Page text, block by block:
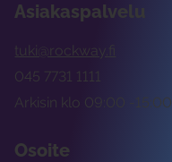
Asiakaspalvelu
tuki@rockway.fi
Arkisin klo 09:00 -15:00
045 7731 1111
Osoite